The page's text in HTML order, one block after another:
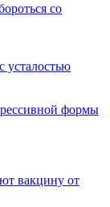
со
усталостью
формы
вакцину от